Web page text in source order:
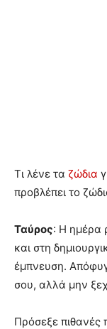
Τι λένε τα ζώδια
προβλέπει το
Ταύρος: Η ημέρα
και στη
έμπνευση.
σου, αλλά μην
Πρόσεξε πιθανές